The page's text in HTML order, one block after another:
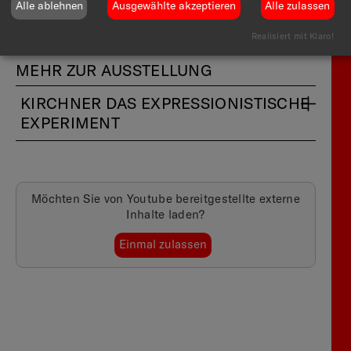
MEHR ZUR AUSSTELLUNG
KIRCHNER DAS EXPRESSIONISTISCHE
EXPERIMENT
Möchten Sie von Youtubebereitgestellte externe
Inhalte laden?
Einmal zulassen
Alle ablehnen Ausgewählte akzeptieren Alle zulassen
Realisiert mit Klaro!